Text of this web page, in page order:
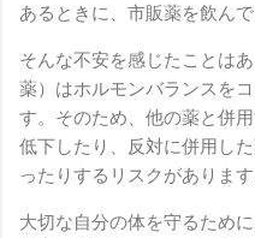
あるときに、市販薬を飲ん
そんな不安を感じたことは
薬）はホルモンバランスを
す。そのため、他の薬と併
低下したり、反対に併用し
ったりするリスクがあります
大切な自分の体を守るため